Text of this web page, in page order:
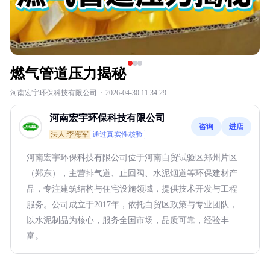
燃气管道压力揭秘
河南宏宇环保科技有限公司 · 2026-04-30 11:34:29
河南宏宇环保科技有限公司
法人:李海军 通过真实性核验
咨询 进店
河南宏宇环保科技有限公司位于河南自贸试验区郑州片区
（郑东），主营排气道、止回阀、水泥烟道等环保建材产
品，专注建筑结构与住宅设施领域，提供技术开发与工程
服务。公司成立于2017年，依托自贸区政策与专业团队，
以水泥制品为核心，服务全国市场，品质可靠，经验丰
富。